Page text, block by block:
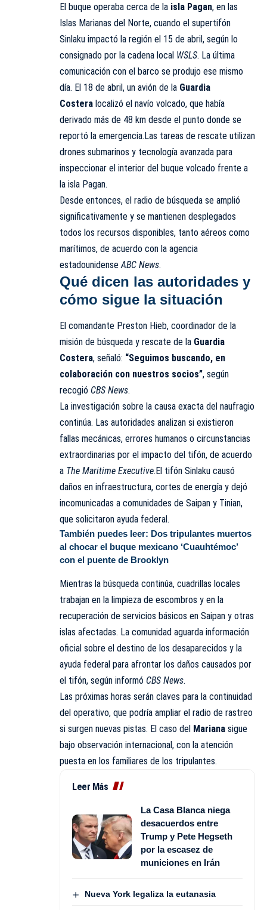
El buque operaba cerca de la isla Pagan, en las
Islas Marianas del Norte, cuando el supertifón
Sinlaku impactó la región el 15 de abril, según lo
consignado por la cadena local WSLS. La última
comunicación con el barco se produjo ese mismo
día. El 18 de abril, un avión de la Guardia
Costera localizó el navío volcado, que había
derivado más de 48 km desde el punto donde se
reportó la emergencia.Las tareas de rescate utilizan
drones submarinos y tecnología avanzada para
inspeccionar el interior del buque volcado frente a
la isla Pagan.
Desde entonces, el radio de búsqueda se amplió
significativamente y se mantienen desplegados
todos los recursos disponibles, tanto aéreos como
marítimos, de acuerdo con la agencia
estadounidense ABC News.
Qué dicen las autoridades y
cómo sigue la situación
El comandante Preston Hieb, coordinador de la
misión de búsqueda y rescate de la Guardia
Costera, señaló: “Seguimos buscando, en
colaboración con nuestros socios”, según
recogió CBS News.
La investigación sobre la causa exacta del naufragio
continúa. Las autoridades analizan si existieron
fallas mecánicas, errores humanos o circunstancias
extraordinarias por el impacto del tifón, de acuerdo
a The Maritime Executive.El tifón Sinlaku causó
daños en infraestructura, cortes de energía y dejó
incomunicadas a comunidades de Saipan y Tinian,
que solicitaron ayuda federal.
También puedes leer: Dos tripulantes muertos
al chocar el buque mexicano ‘Cuauhtémoc’
con el puente de Brooklyn
Mientras la búsqueda continúa, cuadrillas locales
trabajan en la limpieza de escombros y en la
recuperación de servicios básicos en Saipan y otras
islas afectadas. La comunidad aguarda información
oficial sobre el destino de los desaparecidos y la
ayuda federal para afrontar los daños causados por
el tifón, según informó CBS News.
Las próximas horas serán claves para la continuidad
del operativo, que podría ampliar el radio de rastreo
si surgen nuevas pistas. El caso del Mariana sigue
bajo observación internacional, con la atención
puesta en los familiares de los tripulantes.
Leer Más
La Casa Blanca niega
desacuerdos entre
Trump y Pete Hegseth
por la escasez de
municiones en Irán
Nueva York legaliza la eutanasia